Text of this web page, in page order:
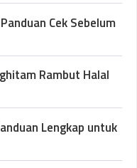
Cek Sebelum
Rambut Halal
Lengkap untuk